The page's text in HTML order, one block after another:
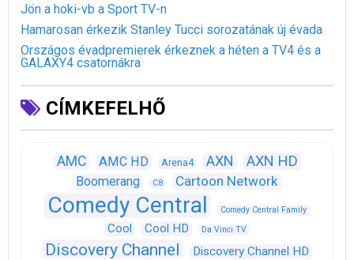
Jön a hoki-vb a Sport TV-n
Hamarosan érkezik Stanley Tucci sorozatának új évada
Országos évadpremierek érkeznek a héten a TV4 és a
GALAXY4 csatornákra
CÍMKEFELHŐ
AMC AMC HD Arena4 AXN AXN HD
Boomerang C8 Cartoon Network
Comedy Central Comedy Central Family
Cool Cool HD Da Vinci TV
Discovery Channel Discovery Channel HD